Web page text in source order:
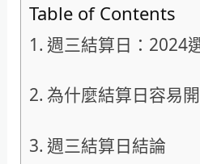
Table of Contents
週三結算日：2024
為什麼結算日容易
週三結算日結論